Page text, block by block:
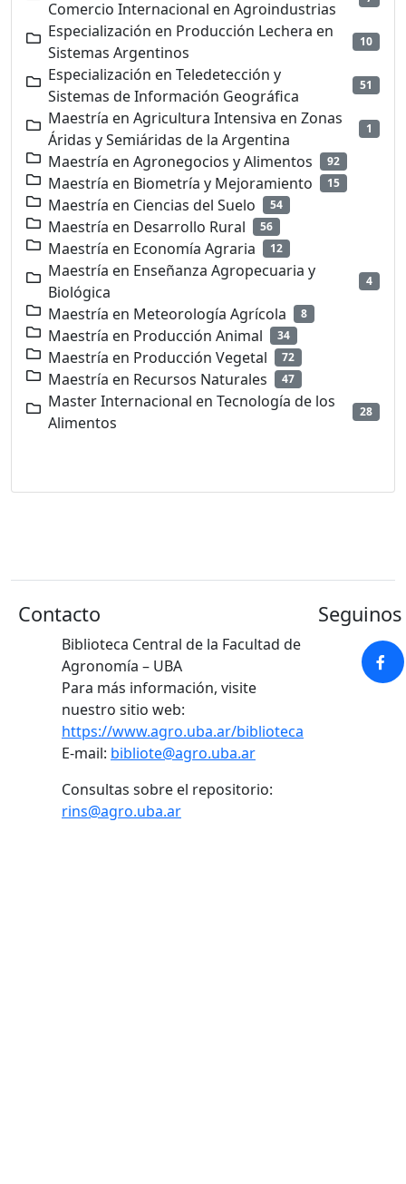
Comercio Internacional en Agroindustrias
Especialización en Producción Lechera en
Sistemas Argentinos
10
Especialización en Teledetección y
Sistemas de Información Geográfica
51
Maestría en Agricultura Intensiva en Zonas
Áridas y Semiáridas de la Argentina
1
Maestría en Agronegocios y Alimentos 92
Maestría en Biometría y Mejoramiento 15
Maestría en Ciencias del Suelo 54
Maestría en Desarrollo Rural 56
Maestría en Economía Agraria 12
Maestría en Enseñanza Agropecuaria y
Biológica
4
Maestría en Meteorología Agrícola 8
Maestría en Producción Animal 34
Maestría en Producción Vegetal 72
Maestría en Recursos Naturales 47
Master Internacional en Tecnología de los
Alimentos
28
Contacto
Biblioteca Central de la Facultad de
Agronomía – UBA
Para más información, visite
nuestro sitio web:
https://www.agro.uba.ar/biblioteca
E-mail: bibliote@agro.uba.ar
Consultas sobre el repositorio:
rins@agro.uba.ar